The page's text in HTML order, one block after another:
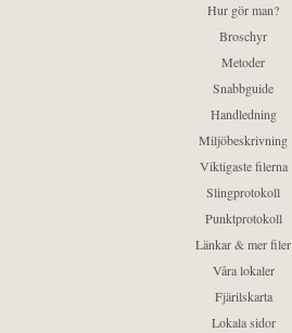
Hur gör man?
Broschyr
Metoder
Snabbguide
Handledning
Miljöbeskrivning
Viktigaste filerna
Slingprotokoll
Punktprotokoll
Länkar & mer filer
Våra lokaler
Fjärilskarta
Lokala sidor